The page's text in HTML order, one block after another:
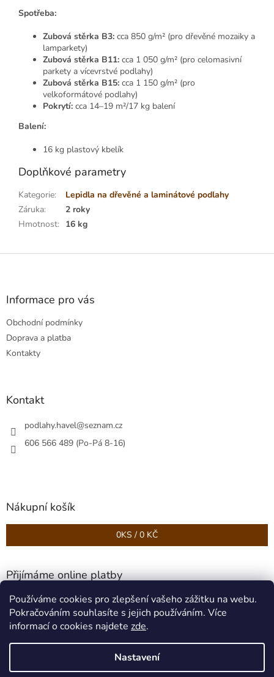
Používáme cookies pro zlepšení vašeho zážitku na webu.
Pokračováním souhlasíte s jejich používáním. Více
informací o cookies najdete zde.
Nastavení
Spotřeba:
Zubová stěrka B3: cca 850 g/m² (pro dřevěné mozaiky a
lamparkety)
Zubová stěrka B11: cca 1 050 g/m² (pro celomasivní
parkety a vícevrstvé podlahy)
Zubová stěrka B15: cca 1 150 g/m² (pro
velkoformátové podlahy)
Pokrytí: cca 14–19 m²/17 kg balení
Balení:
16 kg plastový kbelík
Doplňkové parametry
Kategorie:
Lepidla na dřevěné a laminátové podlahy
Záruka:
2 roky
Hmotnost: 16 kg
Z
Informace pro vás
Obchodní podmínky
Doprava a platba
Kontakty
Kontakt
podlahy.havel@seznam.cz
606 566 489 (Po-Pá 8-16)
Nákupní košík
0KS / 0 KČ
Přijímáme online platby
Vytvořil Shoptet